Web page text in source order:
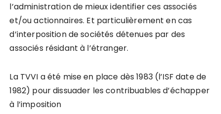
l’administration de mieux identifier ces associés
et/ou actionnaires. Et particulièrement en cas
d’interposition de sociétés détenues par des
associés résidant à l’étranger.
La TVVI a été mise en place dès 1983 (l’ISF date de
1982) pour dissuader les contribuables d’échapper
à l’imposition